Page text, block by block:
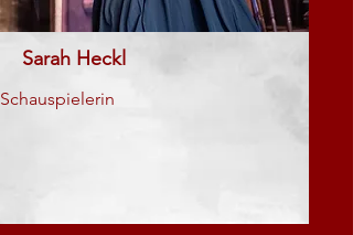
Sarah Heckl
Schauspielerin